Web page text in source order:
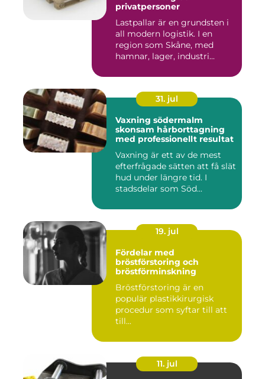
privatpersoner
Lastpallar är en grundsten i
all modern logistik. I en
region som Skåne, med
hamnar, lager, industri...
31. jul
Vaxning södermalm
skonsam hårborttagning
med professionellt resultat
Vaxning är ett av de mest
efterfrågade sätten att få slät
hud under längre tid. I
stadsdelar som Söd...
19. jul
Fördelar med
bröstförstoring och
bröstförminskning
Bröstförstoring är en
populär plastikkirurgisk
procedur som syftar till att
till...
11. jul